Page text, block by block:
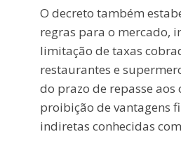
O decreto também
regras para o mercado,
limitação de taxas
restaurantes e
do prazo de repasse aos
proibição de vantagens
indiretas conhecidas